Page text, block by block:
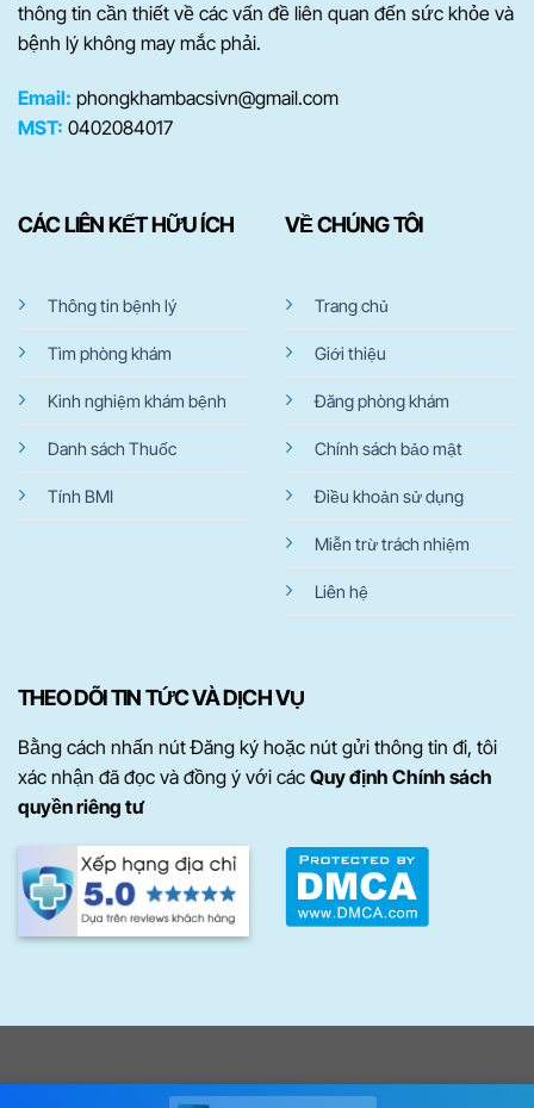
thông tin cần thiết về các vấn đề liên quan đến sức khỏe và
bệnh lý không may mắc phải.
Email: phongkhambacsivn@gmail.com
MST: 0402084017
CÁC LIÊN KẾT HỮU ÍCH
Thông tin bệnh lý
Tìm phòng khám
Kinh nghiệm khám bệnh
Danh sách Thuốc
Tính BMI
VỀ CHÚNG TÔI
Trang chủ
Giới thiệu
Đăng phòng khám
Chính sách bảo mật
Điều khoản sử dụng
Miễn trừ trách nhiệm
Liên hệ
THEO DÕI TIN TỨC VÀ DỊCH VỤ
Bằng cách nhấn nút Đăng ký hoặc nút gửi thông tin đi, tôi
xác nhận đã đọc và đồng ý với các Quy định Chính sách
quyền riêng tư